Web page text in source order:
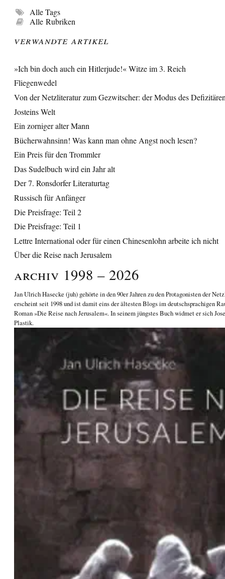
Alle Tags
Alle Rubriken
Verwandte Artikel
»Ich bin doch auch ein Hitlerjude!« Witze im 3. Reich
Fliegenwedel
Von der Netzliteratur zum Gezwitscher: der Modus des
Josteins Welt
Ein zorniger alter Mann
Bücherwahnsinn! Was kann man ohne Angst noch lesen?
Ein Preis für den Trommler
Das Sudelbuch wird ein Jahr alt
Der 7. Ronsdorfer Literaturtag
Russisch für Anfänger
Die Preisfrage: Teil 2
Die Preisfrage: Teil 1
Lettre International oder für einen Chinesenlohn arbeite ich nicht
Über die Reise nach Jerusalem
Archiv 1998 – 2026
Jan Ulrich Hasecke (juh) gehörte in den 90er Jahren zu den Protagonisten der
erscheint seit 1998 und ist damit eins der ältesten Blogs im deutschsprachigen
Roman»Die Reise nach Jerusalem«. In seinem jüngstes Buch widmet er sich
Plastik.